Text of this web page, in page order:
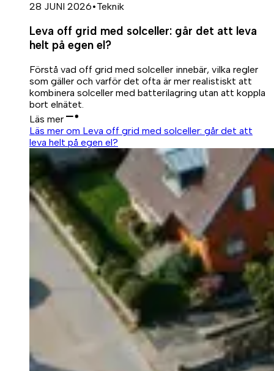
28 JUNI 2026•Teknik
Leva off grid med solceller: går det att leva
helt på egen el?
Förstå vad off grid med solceller innebär, vilka regler
som gäller och varför det ofta är mer realistiskt att
kombinera solceller med batterilagring utan att koppla
bort elnätet.
Läs mer
Läs mer om Leva off grid med solceller: går det att
leva helt på egen el?